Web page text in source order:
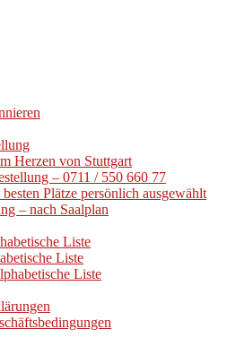
Herzen von Stuttgart
– 0711 / 550 660 77
Plätze persönlich ausgewählt
– nach Saalplan
Liste
Liste
Liste